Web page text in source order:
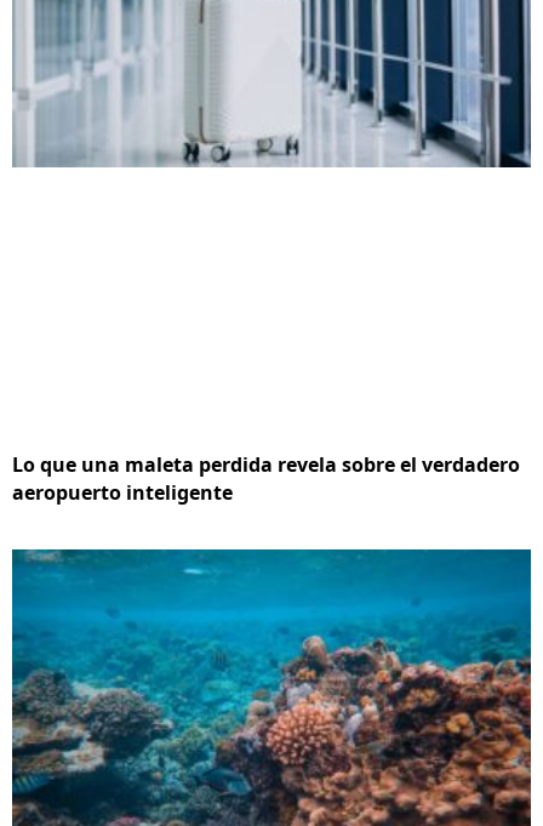
Lo que una maleta perdida revela sobre el verdadero
aeropuerto inteligente